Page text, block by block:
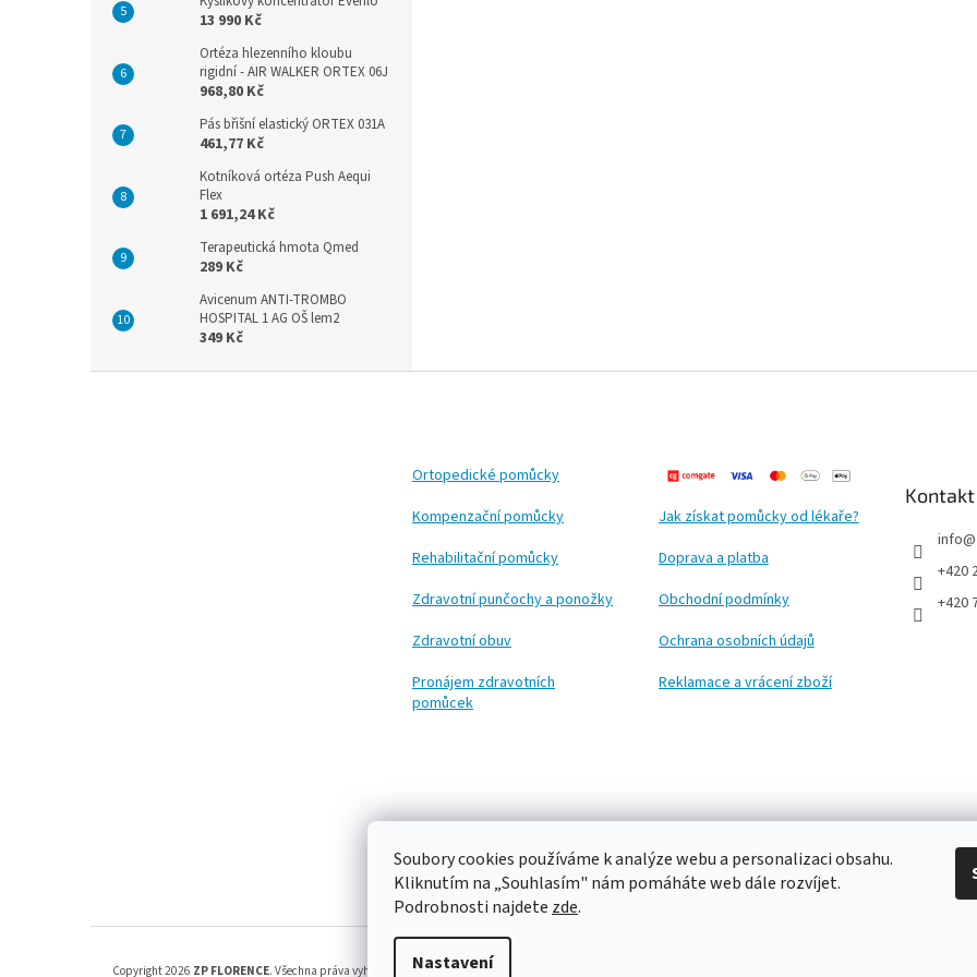
Soubory cookies používáme k analýze webu a personalizaci obsahu.
Kliknutím na „Souhlasím" nám pomáháte web dále rozvíjet.
Podrobnosti najdete zde.
Nastavení
13 990 Kč
Ortéza hlezenního kloubu
rigidní - AIR WALKER ORTEX 06J
968,80 Kč
Pás břišní elastický ORTEX 031A
461,77 Kč
Kotníková ortéza Push Aequi
Flex
1 691,24 Kč
Terapeutická hmota Qmed
289 Kč
Avicenum ANTI-TROMBO
HOSPITAL 1 AG OŠ lem2
349 Kč
Ortopedické pomůcky
Kompenzační pomůcky
Rehabilitační pomůcky
Zdravotní punčochy a ponožky
Zdravotní obuv
Pronájem zdravotních
pomůcek
Jak získat pomůcky od lékaře?
Doprava a platba
Obchodní podmínky
Ochrana osobních údajů
Reklamace a vrácení zboží
Kontakt
info@
+420
+420
Copyright 2026 ZP FLORENCE. Všechna práva vyhrazena.